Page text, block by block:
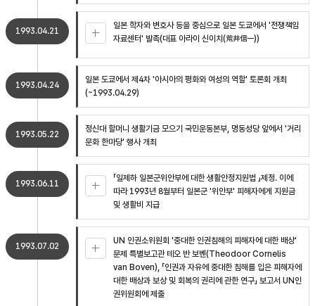
1993.04.21
일본 학자와 변호사 등을 중심으로 일본 도쿄에서 '전쟁책임
자료센터' 발족(대표 아라이 신이치(荒井信一))
1993.04.24
일본 도쿄에서 제4차 '아시아의 평화와 여성의 역할' 토론회 개최
(~1993.04.29)
1993.05.22
정신대 할머니 생활기금 모으기 국민운동본부, 명동성당 앞에서 '거리
문화 한마당' 행사 개최
1993.06.11
「일제하 일본군위안부에 대한 생활안정지원법 」제정. 이에
따라 1993년 8월부터 일본군 '위안부' 피해자에게 지원금
및 생활비 지급
1993.07.02
UN 인권소위원회 '중대한 인권침해의 피해자에 대한 배상'
문제 특별보고관 테오 반 보벤(Theodoor Cornelis
van Boven), 「인권과 자유에 중대한 침해를 입은 피해자에
대한 배상과 보상 및 회복의 권리에 관한 연구」 보고서 UN인
권위원회에 제출